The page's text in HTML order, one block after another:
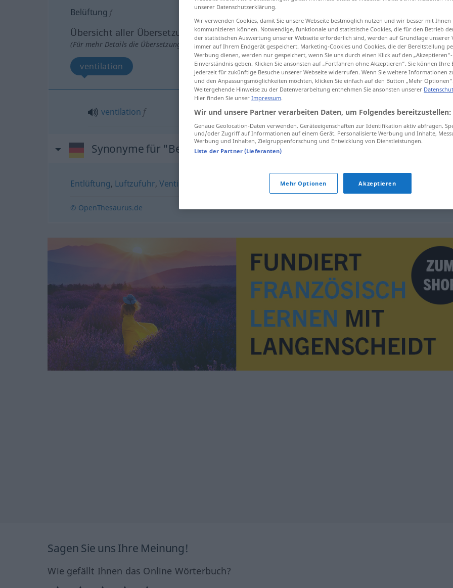
Belüftung f
Übersicht aller Übersetzungen
(Für mehr Details die Übersetzung anklicken/antippen)
ventilation
ventilation f Belüftung
Synonyme für "Belüftung"
Entlüftung, Luftzufuhr, Ventilation
© OpenThesaurus.de
Sagen Sie uns Ihre Meinung!
Wie gefällt Ihnen das Online Wörterbuch?
unserer Datenschutzerklärung.
Wir verwenden Cookies, damit Sie unsere Webseite bestmöglich nutzen und wir besser mit Ihnen
kommunizieren können. Notwendige, funktionale und statistische Cookies, die für den Betrieb
der statistischen Auswertung unserer Webseite erforderlich sind, werden auf Grundlage unserer
immer auf Ihrem Endgerät gespeichert. Marketing-Cookies und Cookies, die der Bereitstellung
Werbung dienen, werden nur gespeichert, wenn Sie uns durch einen Klick auf den
Einverständnis geben. Klicken Sie ansonsten auf „Fortfahren ohne Akzeptieren“. Sie können
jederzeit für zukünftige Besuche unserer Webseite widerrufen. Wenn Sie weitere Informationen
und den Anpassungsmöglichkeiten möchten, klicken Sie einfach auf den Button „Mehr
Weitergehende Hinweise zu der Datenverarbeitung entnehmen Sie ansonsten unserer
Hier finden Sie unser Impressum.
Wir und unsere Partner verarbeiten Daten, um Folgendes bereitzustellen:
Genaue Geolocation-Daten verwenden. Geräteeigenschaften zur Identifikation aktiv abfragen.
und/oder Zugriff auf Informationen auf einem Gerät. Personalisierte Werbung und Inhalte,
Werbung und Inhalten, Zielgruppenforschung und Entwicklung von Dienstleistungen.
Liste der Partner (Lieferanten)
Mehr Optionen Akzeptieren